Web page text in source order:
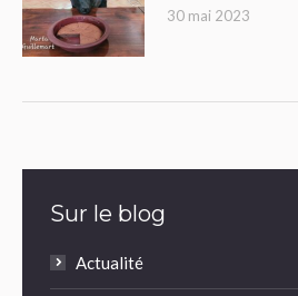
30 mai 2023
Sur le blog
Actualité